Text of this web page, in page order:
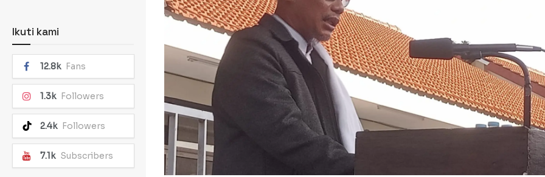
Ikuti kami
12.8k Fans
1.3k Followers
2.4k Followers
7.1k Subscribers